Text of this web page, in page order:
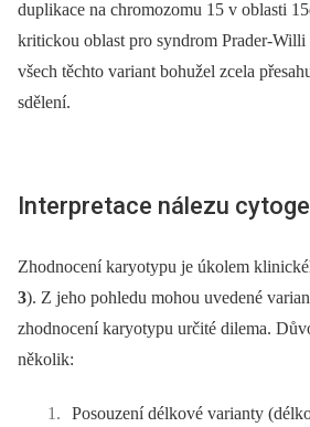
duplikace na chromozomu 15 v oblasti
kritickou oblast pro syndrom Prader-
všech těchto variant bohužel zcela
sdělení.
Interpretace nálezu
Zhodnocení karyotypu je úkolem
3). Z jeho pohledu mohou uvedené
zhodnocení karyotypu určité dilema.
několik:
Posouzení délkové varianty